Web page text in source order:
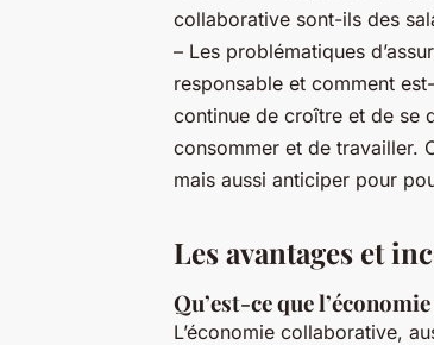
collaborative sont-ils des
– Les problématiques
responsable et comment
continue de croître et de se
consommer et de travailler.
mais aussi anticiper pour
Les avantages et
Qu’est-ce que
L’économie collaborative,